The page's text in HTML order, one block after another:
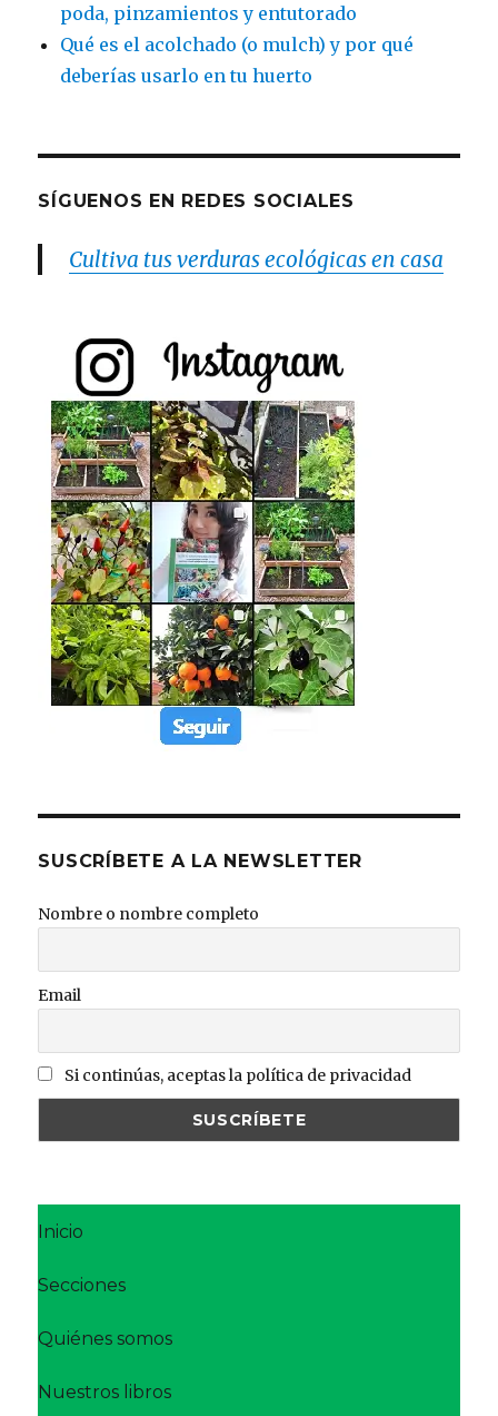
poda, pinzamientos y entutorado
Qué es el acolchado (o mulch) y por qué
deberías usarlo en tu huerto
SÍGUENOS EN REDES SOCIALES
Cultiva tus verduras ecológicas en casa
SUSCRÍBETE A LA NEWSLETTER
Nombre o nombre completo
Email
Si continúas, aceptas la política de privacidad
Inicio
Secciones
Quiénes somos
Nuestros libros